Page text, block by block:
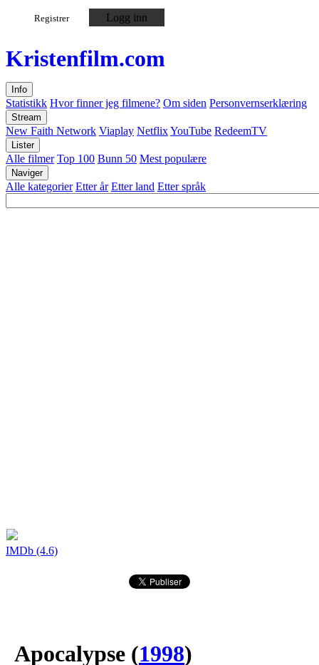
Registrer Logg inn
Kristenfilm.com
Info
Statistikk Hvor finner jeg filmene? Om siden Personvernserklæring
Stream
New Faith Network Viaplay NetflixYouTube RedeemTV
Lister
Alle filmer Top 100 Bunn 50 Mest populære
Naviger
Alle kategorier Etter år Etter land Etter språk
IMDb (4.6)
Apocalypse (1998)